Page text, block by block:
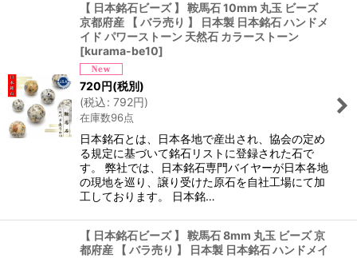
【 日本銘石ビーズ 】 鞍馬石 10mm 丸玉 ビーズ
京都府産 【 バラ売り 】 日本製 日本銘石 ハンドメ
イド パワーストーン 天然石 カラーストーン
[kurama-be10]
720円(税別)
(税込: 792円)
在庫数96点
日本銘石とは、日本各地で産出され、協会の定め
る規定に基づいて銘石リストに登録された石で
す。 弊社では、日本銘石専門バイヤーが日本各地
の現地を巡り、譲り受けた原石を自社工場にて加
工しております。 日本銘…
【 日本銘石ビーズ 】 鞍馬石 8mm 丸玉 ビーズ 京
都府産 【 バラ売り 】 日本製 日本銘石 ハンドメイ